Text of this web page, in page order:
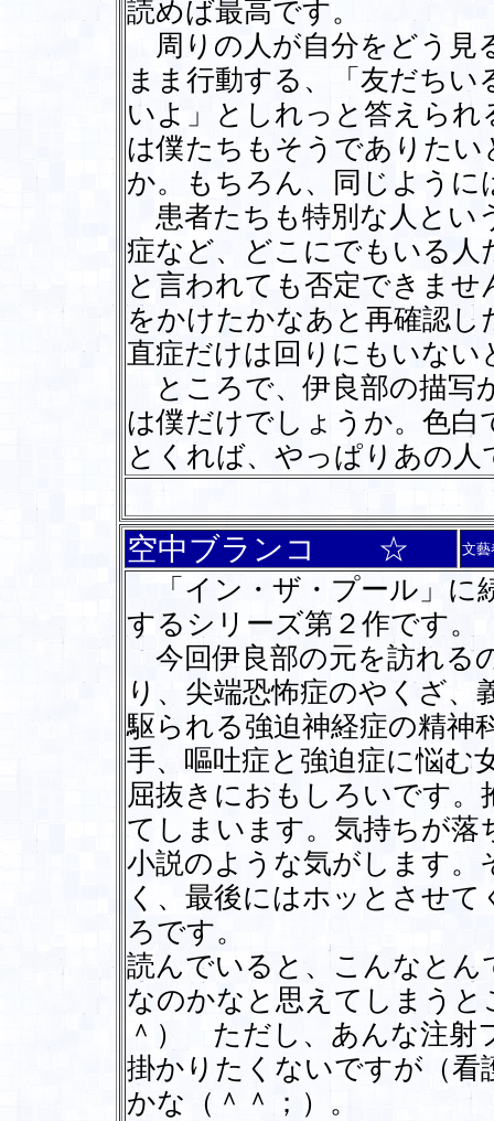
読めば最高です。
周りの人が自分をどう見
まま行動する、「友だち
いよ」としれっと答えら
は僕たちもそうでありた
か。もちろん、同じよう
患者たちも特別な人とい
症など、どこにでもいる人
と言われても否定できま
をかけたかなあと再確認
直症だけは回りにもいない
ところで、伊良部の描写
は僕だけでしょうか。色白
とくれば、やっぱりあの人
空中ブランコ ☆ 文藝
「イン・ザ・プール」に
するシリーズ第２作です。
今回伊良部の元を訪れる
り、尖端恐怖症のやくざ
駆られる強迫神経症の精神
手、嘔吐症と強迫症に悩む
屈抜きにおもしろいです。
てしまいます。気持ちが
小説のような気がします
く、最後にはホッとさせ
ろです。
読んでいると、こんなとん
なのかなと思えてしまう
＾） ただし、あんな注射
掛かりたくないですが（
かな（＾＾；）。